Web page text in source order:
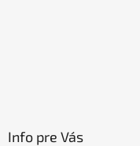
Info pre Vás